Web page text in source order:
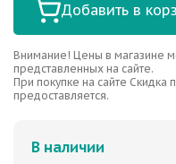
Добавить в
Внимание! Цены в магазине
представленных на сайте.
При покупке на сайте Скидка
предоставляется.
В наличии